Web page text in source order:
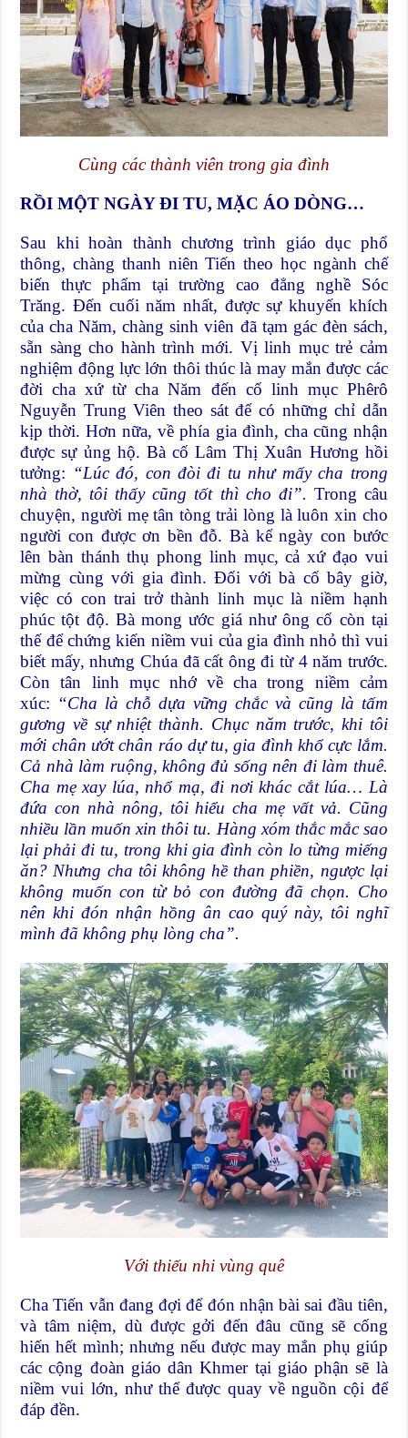
Cùng các thành viên trong gia đình
RỒI MỘT NGÀY ĐI TU, MẶC ÁO DÒNG…
Sau khi hoàn thành chương trình giáo dục phổ
thông, chàng thanh niên Tiến theo học ngành chế
biến thực phẩm tại trường cao đẳng nghề Sóc
Trăng. Đến cuối năm nhất, được sự khuyến khích
của cha Năm, chàng sinh viên đã tạm gác đèn sách,
sẵn sàng cho hành trình mới. Vị linh mục trẻ cảm
nghiệm động lực lớn thôi thúc là may mắn được các
đời cha xứ từ cha Năm đến cố linh mục Phêrô
Nguyễn Trung Viên theo sát để có những chỉ dẫn
kịp thời. Hơn nữa, về phía gia đình, cha cũng nhận
được sự ủng hộ. Bà cố Lâm Thị Xuân Hương hồi
tưởng: “Lúc đó, con đòi đi tu như mấy cha trong
nhà thờ, tôi thấy cũng tốt thì cho đi”. Trong câu
chuyện, người mẹ tân tòng trải lòng là luôn xin cho
người con được ơn bền đỗ. Bà kể ngày con bước
lên bàn thánh thụ phong linh mục, cả xứ đạo vui
mừng cùng với gia đình. Đối với bà cố bây giờ,
việc có con trai trở thành linh mục là niềm hạnh
phúc tột độ. Bà mong ước giá như ông cố còn tại
thế để chứng kiến niềm vui của gia đình nhỏ thì vui
biết mấy, nhưng Chúa đã cất ông đi từ 4 năm trước.
Còn tân linh mục nhớ về cha trong niềm cảm
xúc: “Cha là chỗ dựa vững chắc và cũng là tấm
gương về sự nhiệt thành. Chục năm trước, khi tôi
mới chân ướt chân ráo dự tu, gia đình khổ cực lắm.
Cả nhà làm ruộng, không đủ sống nên đi làm thuê.
Cha mẹ xay lúa, nhổ mạ, đi nơi khác cắt lúa… Là
đứa con nhà nông, tôi hiểu cha mẹ vất vả. Cũng
nhiều lần muốn xin thôi tu. Hàng xóm thắc mắc sao
lại phải đi tu, trong khi gia đình còn lo từng miếng
ăn? Nhưng cha tôi không hề than phiền, ngược lại
không muốn con từ bỏ con đường đã chọn. Cho
nên khi đón nhận hồng ân cao quý này, tôi nghĩ
mình đã không phụ lòng cha”.
Với thiếu nhi vùng quê
Cha Tiến vẫn đang đợi để đón nhận bài sai đầu tiên,
và tâm niệm, dù được gởi đến đâu cũng sẽ cống
hiến hết mình; nhưng nếu được may mắn phụ giúp
các cộng đoàn giáo dân Khmer tại giáo phận sẽ là
niềm vui lớn, như thể được quay về nguồn cội để
đáp đền.